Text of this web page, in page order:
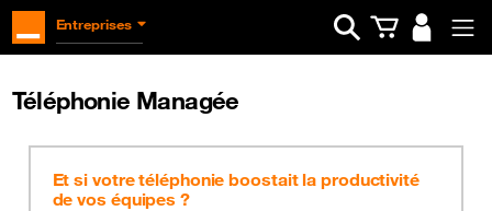
Entreprises Ouvrir la barre
Téléphonie Managée
Et si votre téléphonie boostait la productivité
de vos équipes ?